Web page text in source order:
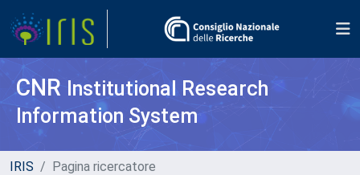
CNR Institutional Research
Information System
IRIS Pagina ricercatore